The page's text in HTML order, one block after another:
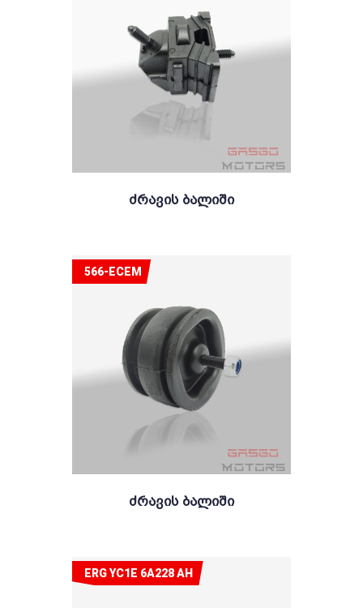
Ძრავის Ბალიში
Ძრავის Ბალიში
566-ECEM
ERG YC1E 6A228 AH